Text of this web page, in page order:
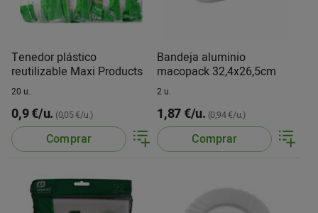
Tenedor plástico
reutilizable Maxi Products
20 u.
0,9 €/u. (0,05 €/u.)
Comprar
Bandeja aluminio
macopack 32,4x26,5cm
2 u.
1,87 €/u. (0,94 €/u.)
Comprar